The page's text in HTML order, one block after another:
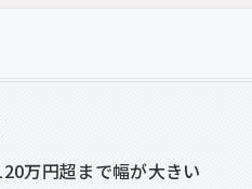
万円超まで幅が大きい